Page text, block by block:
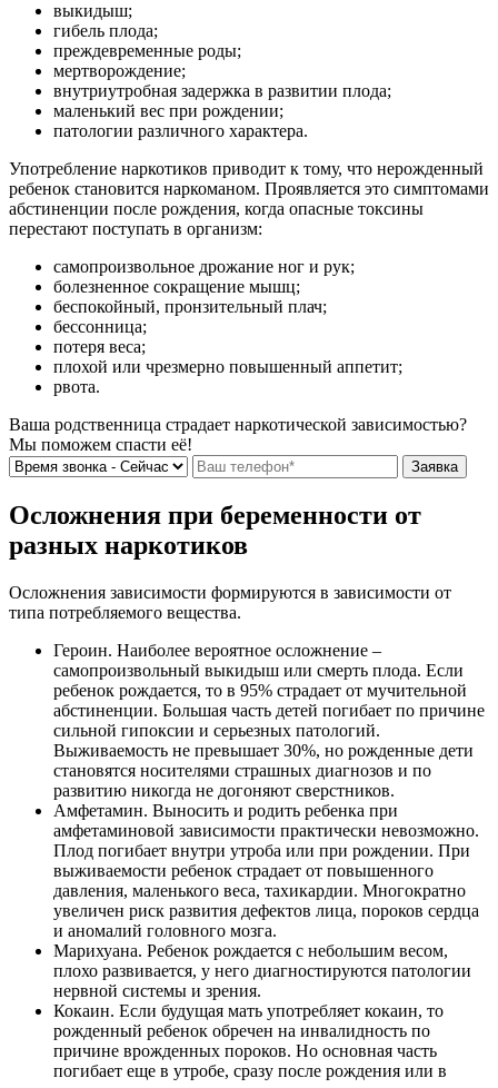
выкидыш;
гибель плода;
преждевременные роды;
мертворождение;
внутриутробная задержка в развитии плода;
маленький вес при рождении;
патологии различного характера.
Употребление наркотиков приводит к тому, что нерожденный
ребенок становится наркоманом. Проявляется это симптомами
абстиненции после рождения, когда опасные токсины
перестают поступать в организм:
самопроизвольное дрожание ног и рук;
болезненное сокращение мышц;
беспокойный, пронзительный плач;
бессонница;
потеря веса;
плохой или чрезмерно повышенный аппетит;
рвота.
Ваша родственница страдает наркотической зависимостью?
Мы поможем спасти её!
Осложнения при беременности от
разных наркотиков
Осложнения зависимости формируются в зависимости от
типа потребляемого вещества.
Героин. Наиболее вероятное осложнение –
самопроизвольный выкидыш или смерть плода. Если
ребенок рождается, то в 95% страдает от мучительной
абстиненции. Большая часть детей погибает по причине
сильной гипоксии и серьезных патологий.
Выживаемость не превышает 30%, но рожденные дети
становятся носителями страшных диагнозов и по
развитию никогда не догоняют сверстников.
Амфетамин. Выносить и родить ребенка при
амфетаминовой зависимости практически невозможно.
Плод погибает внутри утроба или при рождении. При
выживаемости ребенок страдает от повышенного
давления, маленького веса, тахикардии. Многократно
увеличен риск развития дефектов лица, пороков сердца
и аномалий головного мозга.
Марихуана. Ребенок рождается с небольшим весом,
плохо развивается, у него диагностируются патологии
нервной системы и зрения.
Кокаин. Если будущая мать употребляет кокаин, то
рожденный ребенок обречен на инвалидность по
причине врожденных пороков. Но основная часть
погибает еще в утробе, сразу после рождения или в